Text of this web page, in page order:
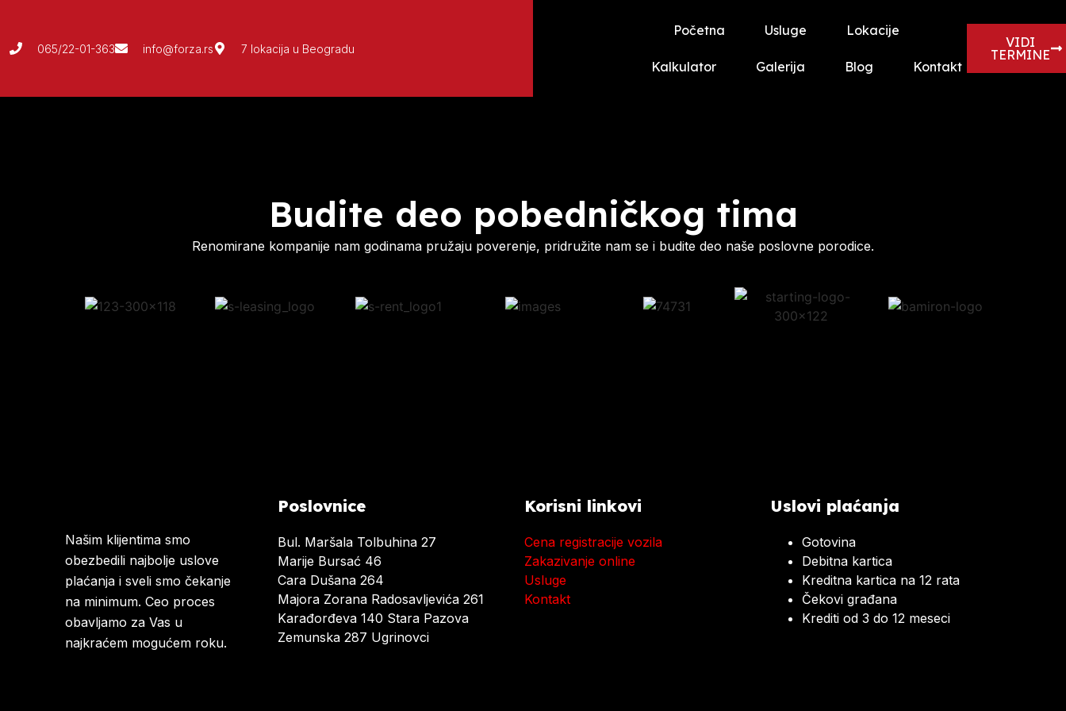
065/22-01-363 info@forza.rs 7 lokacija u Beogradu
Početna Usluge Lokacije
Kalkulator Galerija Blog Kontakt
VIDI
TERMINE
Budite deo pobedničkog tima
Renomirane kompanije nam godinama pružaju poverenje, pridružite nam se i budite deo naše poslovne porodice.
Našim klijentima smo
obezbedili najbolje uslove
plaćanja i sveli smo čekanje
na minimum. Ceo proces
obavljamo za Vas u
najkraćem mogućem roku.
Poslovnice
Bul. Maršala Tolbuhina 27
Marije Bursać 46
Cara Dušana 264
Majora Zorana Radosavljevića 261
Karađorđeva 140 Stara Pazova
Zemunska 287 Ugrinovci
Korisni linkovi
Cena registracije vozila
Zakazivanje online
Usluge
Kontakt
Uslovi plaćanja
Gotovina
Debitna kartica
Kreditna kartica na 12 rata
Čekovi građana
Krediti od 3 do 12 meseci